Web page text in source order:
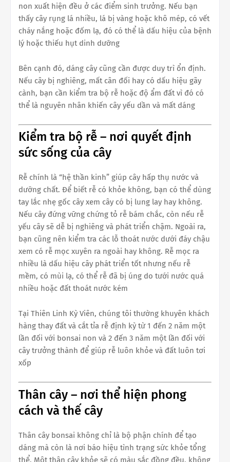
non xuất hiện đều ở các điểm sinh trưởng. Nếu bạn
thấy cây rụng lá nhiều, lá bị vàng hoặc khô mép, có vết
cháy nắng hoặc đốm lạ, đó có thể là dấu hiệu của bệnh
lý hoặc thiếu hụt dinh dưỡng
Bên cạnh đó, dáng cây cũng cần được duy trì ổn định.
Nếu cây bị nghiêng, mất cân đối hay có dấu hiệu gãy
cành, bạn cần kiểm tra bộ rễ hoặc độ ẩm đất vì đó có
thể là nguyên nhân khiến cây yếu dần và mất dáng
Kiểm tra bộ rễ – nơi quyết định
sức sống của cây
Rễ chính là “hệ thần kinh” giúp cây hấp thụ nước và
dưỡng chất. Để biết rễ có khỏe không, bạn có thể dùng
tay lắc nhẹ gốc cây xem cây có bị lung lay hay không.
Nếu cây đứng vững chứng tỏ rễ bám chắc, còn nếu rễ
yếu cây sẽ dễ bị nghiêng và phát triển chậm. Ngoài ra,
bạn cũng nên kiểm tra các lỗ thoát nước dưới đáy chậu
xem có rễ mọc xuyên ra ngoài hay không. Rễ mọc ra
nhiều là dấu hiệu cây phát triển tốt nhưng nếu rễ
mềm, có mùi lạ, có thể rễ đã bị úng do tưới nước quá
nhiều hoặc đất thoát nước kém
Tại Thiên Linh Kỳ Viên, chúng tôi thường khuyên khách
hàng thay đất và cắt tỉa rễ định kỳ từ 1 đến 2 năm một
lần đối với bonsai non và 2 đến 3 năm một lần đối với
cây trưởng thành để giúp rễ luôn khỏe và đất luôn tơi
xốp
Thân cây – nơi thể hiện phong
cách và thế cây
Thân cây bonsai không chỉ là bộ phận chính để tạo
dáng mà còn là nơi báo hiệu tình trạng sức khỏe tổng
thể. Một thân cây khỏe sẽ có màu sắc đồng đều, không